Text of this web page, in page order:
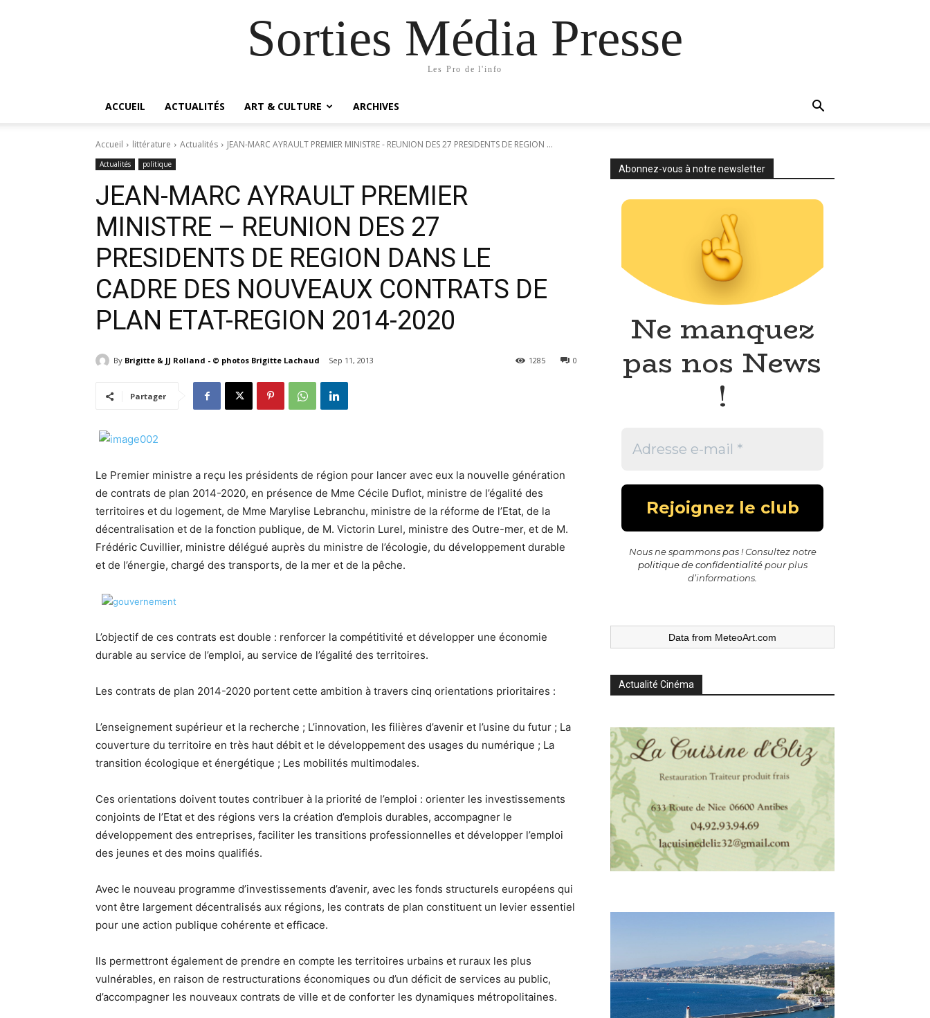
Sorties Média Presse
Les Pro de l'info
ACCUEIL ACTUALITÉS ART & CULTURE ARCHIVES
Accueil littérature Actualités JEAN-MARC AYRAULT PREMIER MINISTRE - REUNION DES 27 PRESIDENTS DE REGION ...
Actualités politique
JEAN-MARC AYRAULT PREMIER
MINISTRE – REUNION DES 27
PRESIDENTS DE REGION DANS LE
CADRE DES NOUVEAUX CONTRATS DE
PLAN ETAT-REGION 2014-2020
By Brigitte & JJ Rolland - © photos Brigitte Lachaud Sep 11, 2013 0
1285
Partager
Le Premier ministre a reçu les présidents de région pour lancer avec eux la nouvelle génération
de contrats de plan 2014-2020, en présence de Mme Cécile Duflot, ministre de l’égalité des
territoires et du logement, de Mme Marylise Lebranchu, ministre de la réforme de l’Etat, de la
décentralisation et de la fonction publique, de M. Victorin Lurel, ministre des Outre-mer, et de M.
Frédéric Cuvillier, ministre délégué auprès du ministre de l’écologie, du développement durable
et de l’énergie, chargé des transports, de la mer et de la pêche.
L’objectif de ces contrats est double : renforcer la compétitivité et développer une économie
durable au service de l’emploi, au service de l’égalité des territoires.
Les contrats de plan 2014-2020 portent cette ambition à travers cinq orientations prioritaires :
L’enseignement supérieur et la recherche ; L’innovation, les filières d’avenir et l’usine du futur ; La
couverture du territoire en très haut débit et le développement des usages du numérique ; La
transition écologique et énergétique ; Les mobilités multimodales.
Ces orientations doivent toutes contribuer à la priorité de l’emploi : orienter les investissements
conjoints de l’Etat et des régions vers la création d’emplois durables, accompagner le
développement des entreprises, faciliter les transitions professionnelles et développer l’emploi
des jeunes et des moins qualifiés.
Avec le nouveau programme d’investissements d’avenir, avec les fonds structurels européens qui
vont être largement décentralisés aux régions, les contrats de plan constituent un levier essentiel
pour une action publique cohérente et efficace.
Ils permettront également de prendre en compte les territoires urbains et ruraux les plus
vulnérables, en raison de restructurations économiques ou d’un déficit de services au public,
d’accompagner les nouveaux contrats de ville et de conforter les dynamiques métropolitaines.
Abonnez-vous à notre newsletter
Ne manquez
pas nos News
!
Nous ne spammons pas ! Consultez notre
politique de confidentialitépour plus
d’informations.
Data from MeteoArt.com
Actualité Cinéma